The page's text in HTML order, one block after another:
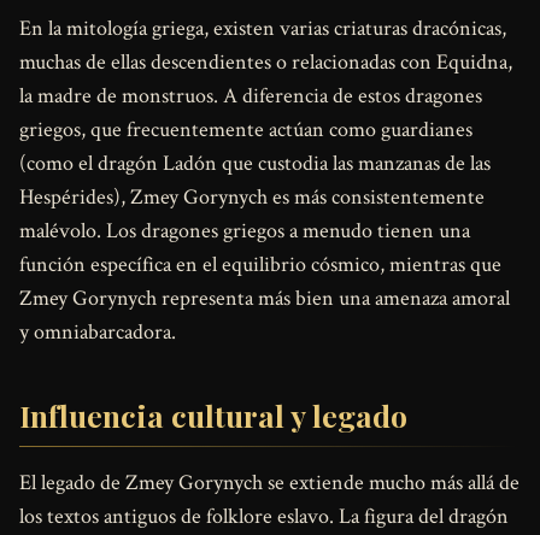
En la mitología griega, existen varias criaturas dracónicas,
muchas de ellas descendientes o relacionadas con Equidna,
la madre de monstruos. A diferencia de estos dragones
griegos, que frecuentemente actúan como guardianes
(como el dragón Ladón que custodia las manzanas de las
Hespérides), Zmey Gorynych es más consistentemente
malévolo. Los dragones griegos a menudo tienen una
función específica en el equilibrio cósmico, mientras que
Zmey Gorynych representa más bien una amenaza amoral
y omniabarcadora.
Influencia cultural y legado
El legado de Zmey Gorynych se extiende mucho más allá de
los textos antiguos de folklore eslavo. La figura del dragón